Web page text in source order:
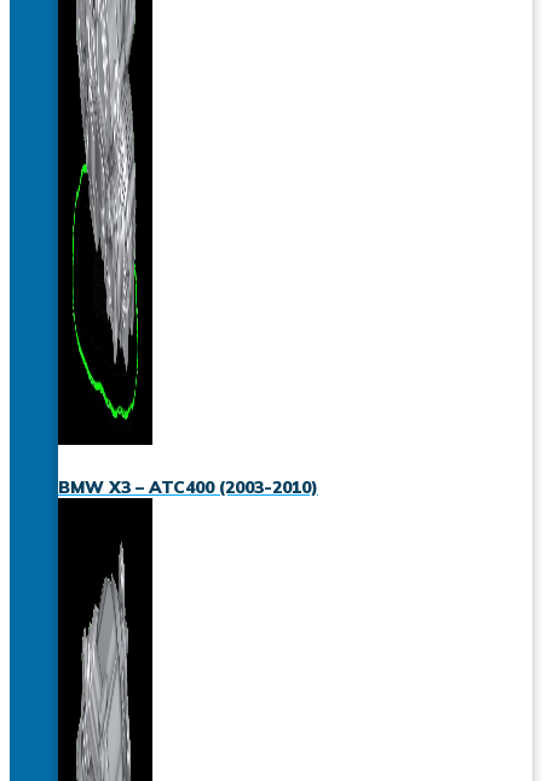
BMW X3 – ATC400 (2003-2010)